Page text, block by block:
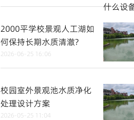
2000平学校景观人工湖如
何保持长期水质清澈?
2026-06-25 16:06
校园室外景观池水质净化
处理设计方案
2026-05-25 11:04